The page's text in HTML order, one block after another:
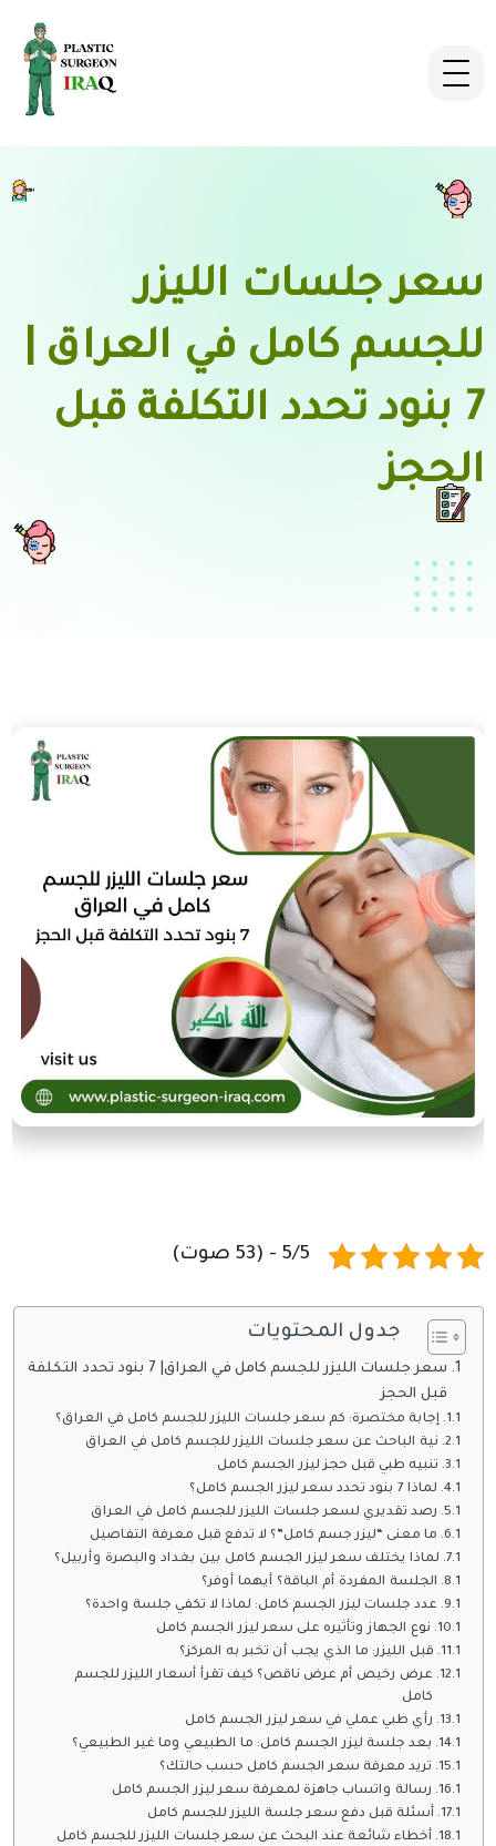
سعر جلسات الليزر
للجسم كامل في العراق |
7 بنود تحدد التكلفة قبل
الحجز
5/5 - (53 صوت)
جدول المحتويات
سعر جلسات الليزر للجسم كامل في العراق| 7 بنود تحدد التكلفة
قبل الحجز
إجابة مختصرة: كم سعر جلسات الليزر للجسم كامل في العراق؟
نية الباحث عن سعر جلسات الليزر للجسم كامل في العراق
تنبيه طبي قبل حجز ليزر الجسم كامل
لماذا 7 بنود تحدد سعر ليزر الجسم كامل؟
رصد تقديري لسعر جلسات الليزر للجسم كامل في العراق
ما معنى “ليزر جسم كامل”؟ لا تدفع قبل معرفة التفاصيل
لماذا يختلف سعر ليزر الجسم كامل بين بغداد والبصرة وأربيل؟
الجلسة المفردة أم الباقة؟ أيهما أوفر؟
عدد جلسات ليزر الجسم كامل: لماذا لا تكفي جلسة واحدة؟
نوع الجهاز وتأثيره على سعر ليزر الجسم كامل
قبل الليزر: ما الذي يجب أن تخبر به المركز؟
عرض رخيص أم عرض ناقص؟ كيف تقرأ أسعار الليزر للجسم
كامل
رأي طبي عملي في سعر ليزر الجسم كامل
بعد جلسة ليزر الجسم كامل: ما الطبيعي وما غير الطبيعي؟
تريد معرفة سعر الجسم كامل حسب حالتك؟
رسالة واتساب جاهزة لمعرفة سعر ليزر الجسم كامل
أسئلة قبل دفع سعر جلسة الليزر للجسم كامل
أخطاء شائعة عند البحث عن سعر جلسات الليزر للجسم كامل